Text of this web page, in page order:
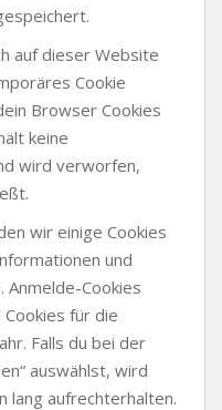
auf dieser Website
Cookie
Browser Cookies
keine
wird verworfen,
wir einige Cookies
und
Anmelde-Cookies
für die
Falls du bei der
auswählst, wird
lang aufrechterhalten.